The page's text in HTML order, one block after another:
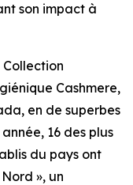
son impact à
Cashmere,
en de superbes
16 des plus
du pays ont
», un